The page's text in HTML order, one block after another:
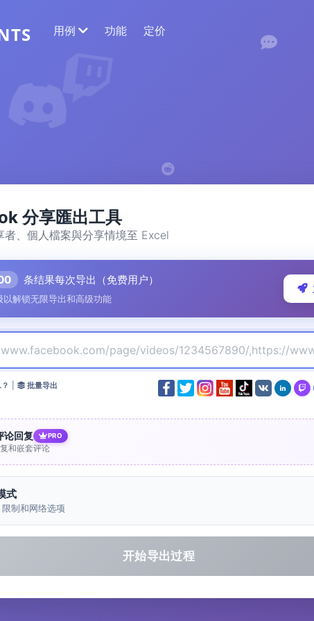
用例 功能 定价
分享匯出工具
者、個人檔案與分享情境至 Excel
条结果每次导出（免费用户）
以解锁无限导出和高级功能
批量导出
论回复 PRO
和嵌套评论
式
制和网络选项
开始导出过程